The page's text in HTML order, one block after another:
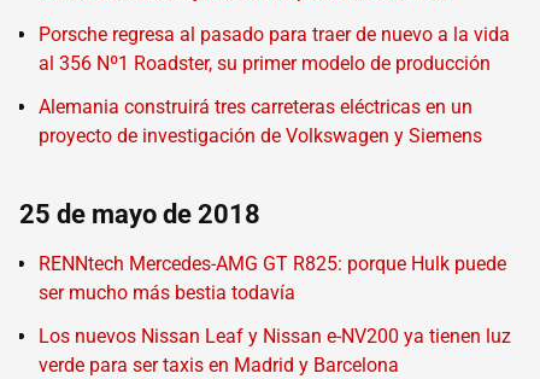
Porsche regresa al pasado para traer de nuevo a la vida
al 356 Nº1 Roadster, su primer modelo de producción
Alemania construirá tres carreteras eléctricas en un
proyecto de investigación de Volkswagen y Siemens
25 de mayo de 2018
RENNtech Mercedes-AMG GT R825: porque Hulk puede
ser mucho más bestia todavía
Los nuevos Nissan Leaf y Nissan e-NV200 ya tienen luz
verde para ser taxis en Madrid y Barcelona